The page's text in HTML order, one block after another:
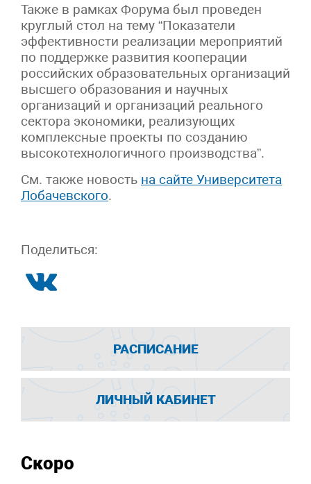
Также в рамках Форума был проведен
круглый стол на тему “Показатели
эффективности реализации мероприятий
по поддержке развития кооперации
российских образовательных организаций
высшего образования и научных
организаций и организаций реального
сектора экономики, реализующих
комплексные проекты по созданию
высокотехнологичного производства”.
См. также новость на сайте Университета
Лобачевского.
Поделиться:
РАСПИСАНИЕ
ЛИЧНЫЙ КАБИНЕТ
Скоро